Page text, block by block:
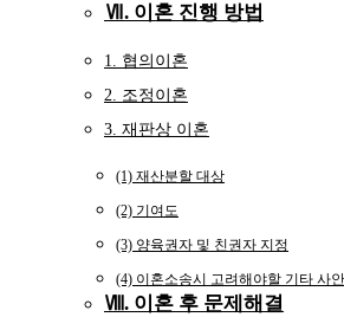
Ⅶ. 이혼 진행 방법
1. 협의이혼
2. 조정이혼
3. 재판상 이혼
(1) 재산분할 대상
(2) 기여도
(3) 양육권자 및 친권자 지정
(4) 이혼소송시 고려해야할 기타 사안
Ⅷ. 이혼 후 문제해결